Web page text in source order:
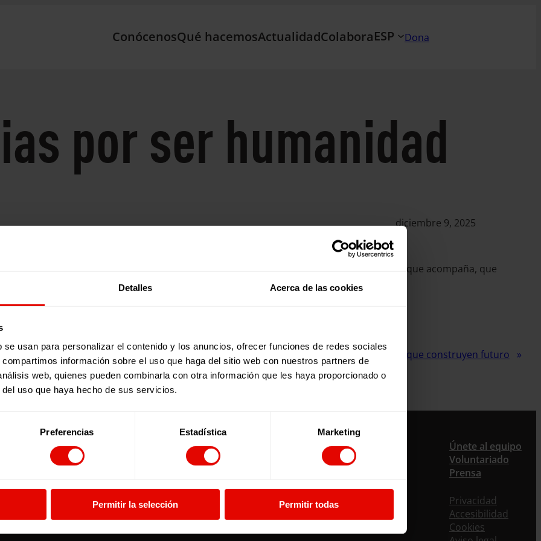
Detalles Acerca de las cookies
usan para personalizar el contenido y los anuncios, ofrecer funciones de redes sociales
información sobre el uso que haga del sitio web con nuestros partners de
web, quienes pueden combinarla con otra información que les haya proporcionado o
uso que haya hecho de sus servicios.
Preferencias Estadística Marketing
Permitir la selección Permitir todas
ConócenosQué hacemosActualidadColaboraESP Dona
por ser humanidad
diciembre 9, 2025
climática, necesitamos volver a lo esencial: #SerHumanidad. Humanidad que cuida, que acompaña, que
Siguiente: Mujeres que construyen futuro
YouTube
Instagram
LinkedIn
Bluesky
Únete al equipo
Voluntariado
Prensa
Privacidad
Accesibilidad
Cookies